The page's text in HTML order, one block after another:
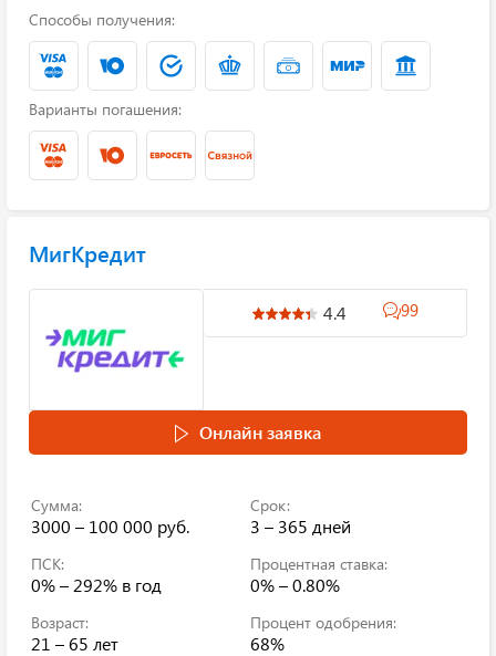
Способы получения:
Варианты погашения:
МигКредит
4.4 99
Онлайн заявка
Сумма:
3000 – 100 000 руб.
Срок:
3 – 365 дней
ПСК:
0% – 292% в год
Процентная ставка:
0% – 0.80%
Возраст:
21 – 65 лет
Процент одобрения:
68%